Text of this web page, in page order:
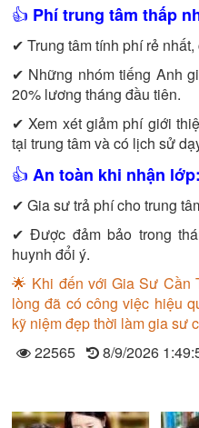
👍 Phí trung tâm thấp
✔ Trung tâm tính phí rẻ
✔ Những nhóm tiếng Anh
20% lương tháng đầu tiên.
✔ Xem xét giảm phí giới
tại trung tâm và có lịch sử
👍 An toàn khi nhận lớp:
✔ Gia sư trả phí cho trung
✔ Được đảm bảo trong
huynh đổi ý.
🌟 Khi đến với Gia Sư Cần
lòng đã có công việc hiệu
kỹ niệm đẹp thời làm gia sư
22565
8/9/2026